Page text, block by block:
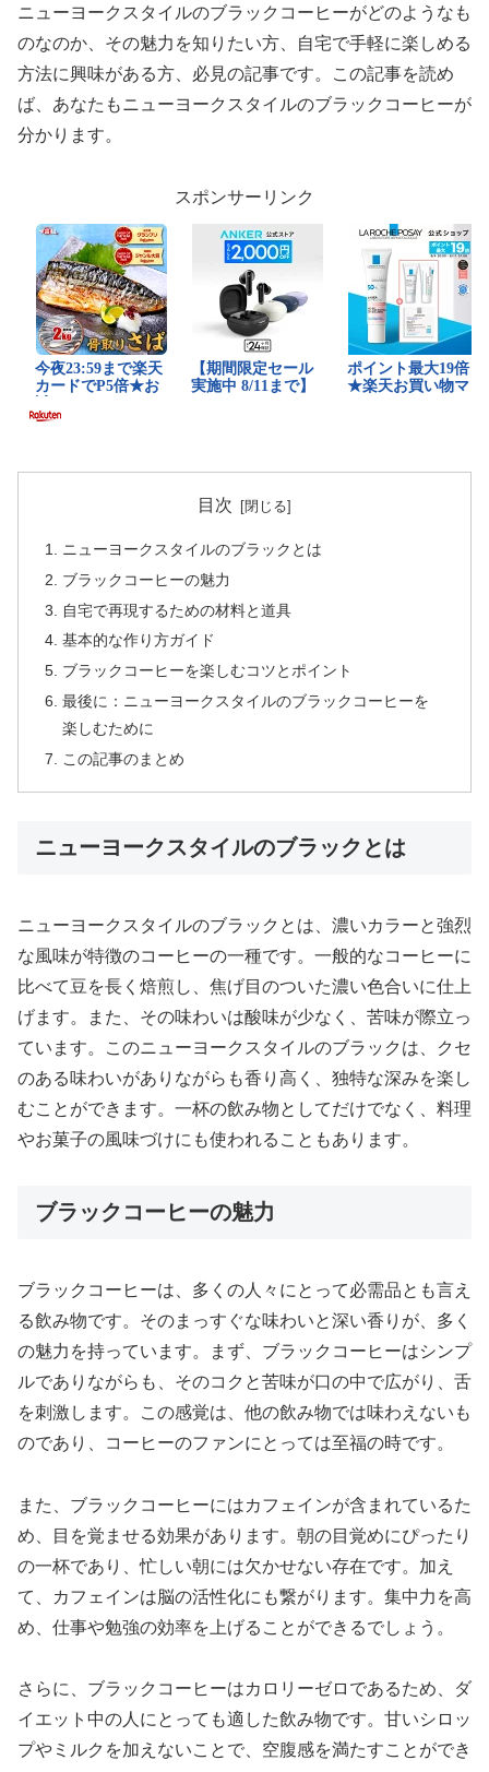
ニューヨークスタイルのブラックコーヒーがどのようなも
のなのか、その魅力を知りたい方、自宅で手軽に楽しめる
方法に興味がある方、必見の記事です。この記事を読め
ば、あなたもニューヨークスタイルのブラックコーヒーが
分かります。
スポンサーリンク
目次
ニューヨークスタイルのブラックとは
ブラックコーヒーの魅力
自宅で再現するための材料と道具
基本的な作り方ガイド
ブラックコーヒーを楽しむコツとポイント
最後に：ニューヨークスタイルのブラックコーヒーを
楽しむために
この記事のまとめ
ニューヨークスタイルのブラックとは
ニューヨークスタイルのブラックとは、濃いカラーと強烈
な風味が特徴のコーヒーの一種です。一般的なコーヒーに
比べて豆を長く焙煎し、焦げ目のついた濃い色合いに仕上
げます。また、その味わいは酸味が少なく、苦味が際立っ
ています。このニューヨークスタイルのブラックは、クセ
のある味わいがありながらも香り高く、独特な深みを楽し
むことができます。一杯の飲み物としてだけでなく、料理
やお菓子の風味づけにも使われることもあります。
ブラックコーヒーの魅力
ブラックコーヒーは、多くの人々にとって必需品とも言え
る飲み物です。そのまっすぐな味わいと深い香りが、多く
の魅力を持っています。まず、ブラックコーヒーはシンプ
ルでありながらも、そのコクと苦味が口の中で広がり、舌
を刺激します。この感覚は、他の飲み物では味わえないも
のであり、コーヒーのファンにとっては至福の時です。
また、ブラックコーヒーにはカフェインが含まれているた
め、目を覚ませる効果があります。朝の目覚めにぴったり
の一杯であり、忙しい朝には欠かせない存在です。加え
て、カフェインは脳の活性化にも繋がります。集中力を高
め、仕事や勉強の効率を上げることができるでしょう。
さらに、ブラックコーヒーはカロリーゼロであるため、ダ
イエット中の人にとっても適した飲み物です。甘いシロッ
プやミルクを加えないことで、空腹感を満たすことができ